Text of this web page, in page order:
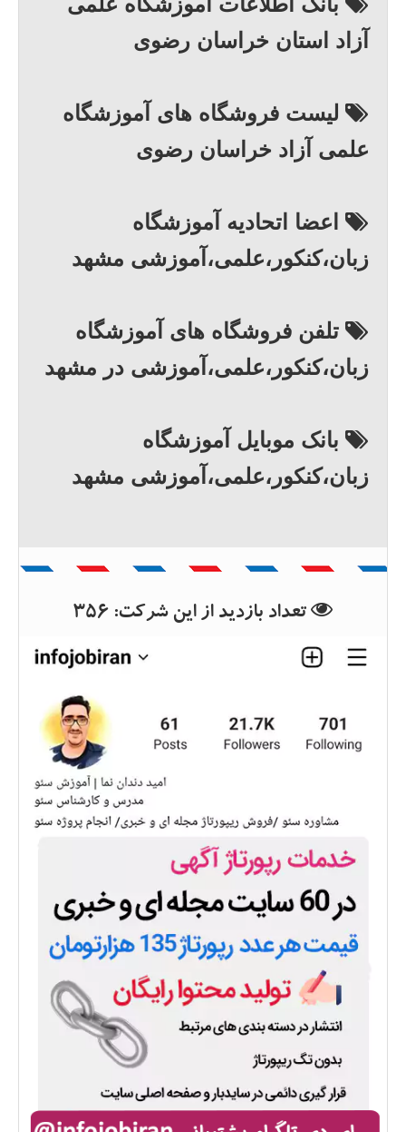
آزاد استان خراسان رضوی
لیست فروشگاه های آموزشگاه
علمی آزاد خراسان رضوی
اعضا اتحادیه آموزشگاه
زبان،کنکور،علمی،آموزشی مشهد
تلفن فروشگاه های آموزشگاه
زبان،کنکور،علمی،آموزشی در مشهد
بانک موبایل آموزشگاه
زبان،کنکور،علمی،آموزشی مشهد
بانک اطلاعات استان خراسان
رضوی
بانک اطلاعات شهرستان مشهد
تعداد بازدید از این شرکت: 356